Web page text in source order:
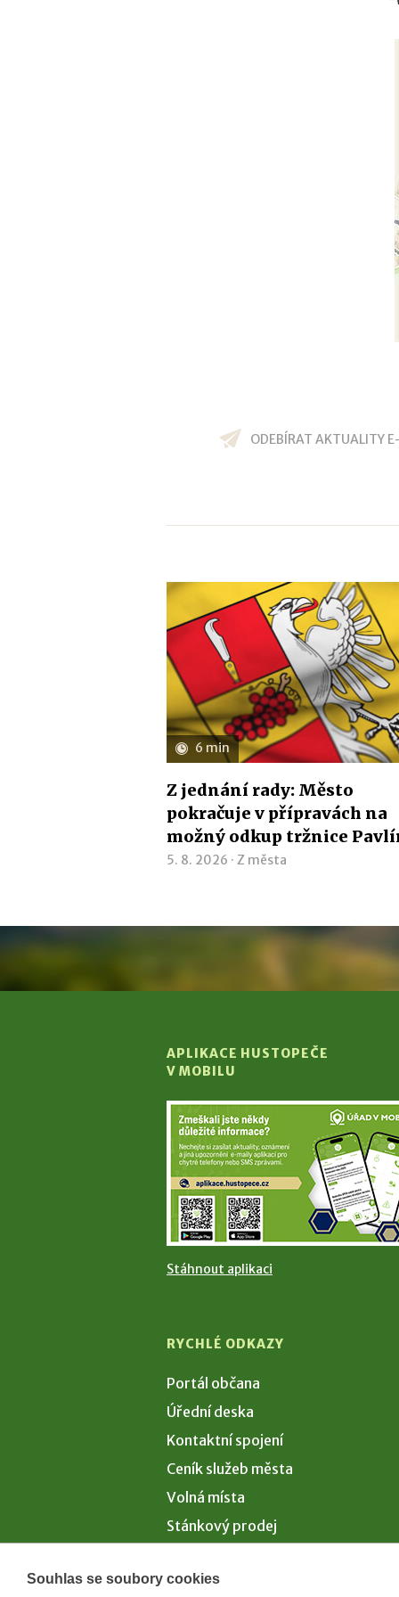
ODEBÍRAT AKTUALITY
6 min
Z jednání rady: Město
pokračuje v přípravách na
možný odkup tržnice
5. 8. 2026 · Z města
APLIKACE HUSTOPEČE
V MOBILU
Stáhnout aplikaci
RYCHLÉ ODKAZY
Portál občana
Úřední deska
Kontaktní spojení
Ceník služeb města
Volná místa
Stánkový prodej
Souhlas se soubory cookies